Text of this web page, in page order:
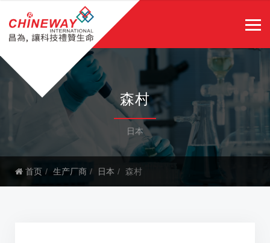
森村
日本
首页 生产厂商 日本 森村